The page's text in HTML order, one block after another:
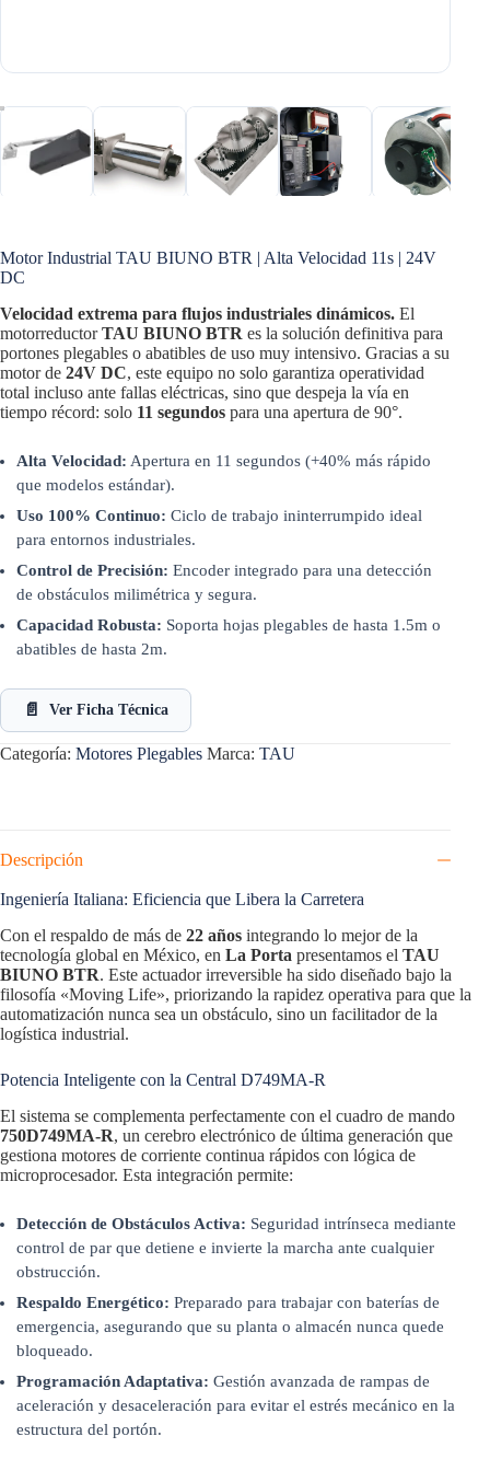
Motor Industrial TAU BIUNO BTR | Alta Velocidad 11s | 24V
DC
Velocidad extrema para flujos industriales dinámicos. El
motorreductorTAU BIUNO BTR es la solución definitiva para
portones plegables o abatibles de uso muy intensivo. Gracias a su
motor de 24V DC, este equipo no solo garantiza operatividad
total incluso ante fallas eléctricas, sino que despeja la vía en
tiempo récord: solo 11 segundos para una apertura de 90°.
Alta Velocidad: Apertura en 11 segundos (+40% más rápido
que modelos estándar).
Uso 100% Continuo: Ciclo de trabajo ininterrumpido ideal
para entornos industriales.
Control de Precisión: Encoder integrado para una detección
de obstáculos milimétrica y segura.
Capacidad Robusta: Soporta hojas plegables de hasta 1.5m o
abatibles de hasta 2m.
📄 Ver Ficha Técnica
Categoría: Motores Plegables Marca: TAU
Descripción
Ingeniería Italiana: Eficiencia que Libera la Carretera
Con el respaldo de más de 22 años integrando lo mejor de la
tecnología global en México, en La Porta presentamos el TAU
BIUNO BTR. Este actuador irreversible ha sido diseñado bajo la
filosofía «Moving Life», priorizando la rapidez operativa para que la
automatización nunca sea un obstáculo, sino un facilitador de la
logística industrial.
Potencia Inteligente con la Central D749MA-R
El sistema se complementa perfectamente con el cuadro de mando
750D749MA-R, un cerebro electrónico de última generación que
gestiona motores de corriente continua rápidos con lógica de
microprocesador. Esta integración permite:
Detección de Obstáculos Activa: Seguridad intrínseca mediante
control de par que detiene e invierte la marcha ante cualquier
obstrucción.
Respaldo Energético: Preparado para trabajar con baterías de
emergencia, asegurando que su planta o almacén nunca quede
bloqueado.
Programación Adaptativa: Gestión avanzada de rampas de
aceleración y desaceleración para evitar el estrés mecánico en la
estructura del portón.